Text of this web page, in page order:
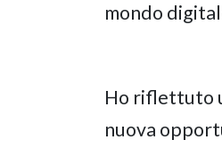
mondo
Ho riflettuto
nuova